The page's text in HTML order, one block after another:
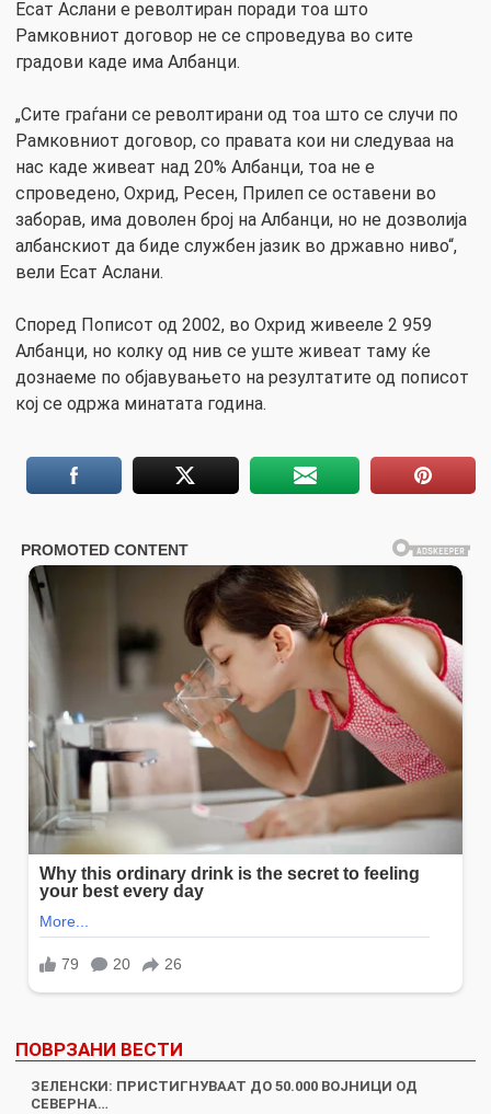
Есат Аслани е револтиран поради тоа што
Рамковниот договор не се спроведува во сите
градови каде има Албанци.
„Сите граѓани се револтирани од тоа што се случи по
Рамковниот договор, со правата кои ни следуваа на
нас каде живеат над 20% Албанци, тоа не е
спроведено, Охрид, Ресен, Прилеп се оставени во
заборав, има доволен број на Албанци, но не дозволија
албанскиот да биде службен јазик во државно ниво“,
вели Есат Аслани.
Според Пописот од 2002, во Охрид живееле 2 959
Албанци, но колку од нив се уште живеат таму ќе
дознаеме по објавувањето на резултатите од пописот
кој се одржа минатата година.
ПОВРЗАНИ ВЕСТИ
ЗЕЛЕНСКИ: ПРИСТИГНУВААТ ДО 50.000 ВОЈНИЦИ ОД
СЕВЕРНА…